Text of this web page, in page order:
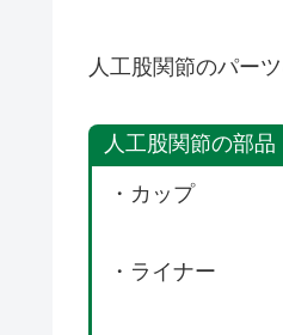
人工股関節のパーツ
人工股関節の部品
・カップ
・ライナー